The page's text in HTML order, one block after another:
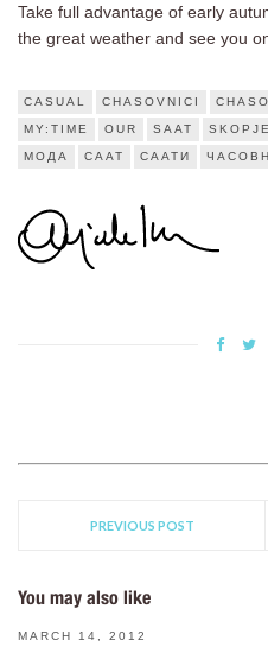
Take full advantage of early
the great weather and see you
CASUAL CHASOVNICI
MY:TIME OUR SAAT SKOPJE
МОДА СААТ СААТИ
PREVIOUS POST
You may also like
MARCH 14, 2012